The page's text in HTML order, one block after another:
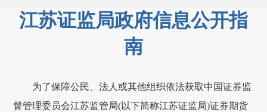
江苏证监局政府信息公开指
南
为了保障公民、法人或其他组织依法获取中国证券监
督管理委员会江苏监管局(以下简称江苏证监局)证券期货